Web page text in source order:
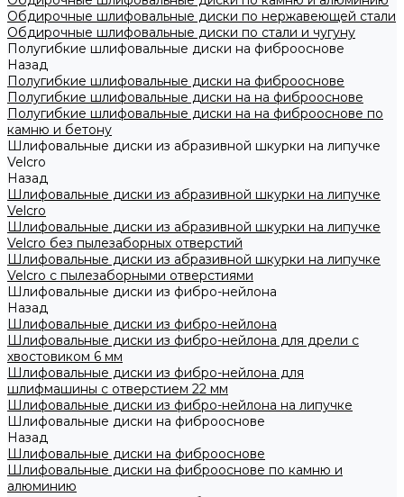
Обдирочные шлифовальные диски по нержавеющей стали
Обдирочные шлифовальные диски по стали и чугуну
Полугибкие шлифовальные диски на фиброоснове
Назад
Полугибкие шлифовальные диски на фиброоснове
Полугибкие шлифовальные диски на на фиброоснове
Полугибкие шлифовальные диски на на фиброоснове по
камню и бетону
Шлифовальные диски из абразивной шкурки на липучке
Velcro
Назад
Шлифовальные диски из абразивной шкурки на липучке
Velcro
Шлифовальные диски из абразивной шкурки на липучке
Velcro без пылезаборных отверстий
Шлифовальные диски из абразивной шкурки на липучке
Velcro с пылезаборными отверстиями
Шлифовальные диски из фибро-нейлона
Назад
Шлифовальные диски из фибро-нейлона
Шлифовальные диски из фибро-нейлона для дрели с
хвостовиком 6 мм
Шлифовальные диски из фибро-нейлона для
шлифмашины с отверстием 22 мм
Шлифовальные диски из фибро-нейлона на липучке
Шлифовальные диски на фиброоснове
Назад
Шлифовальные диски на фиброоснове
Шлифовальные диски на фиброоснове по камню и
алюминию